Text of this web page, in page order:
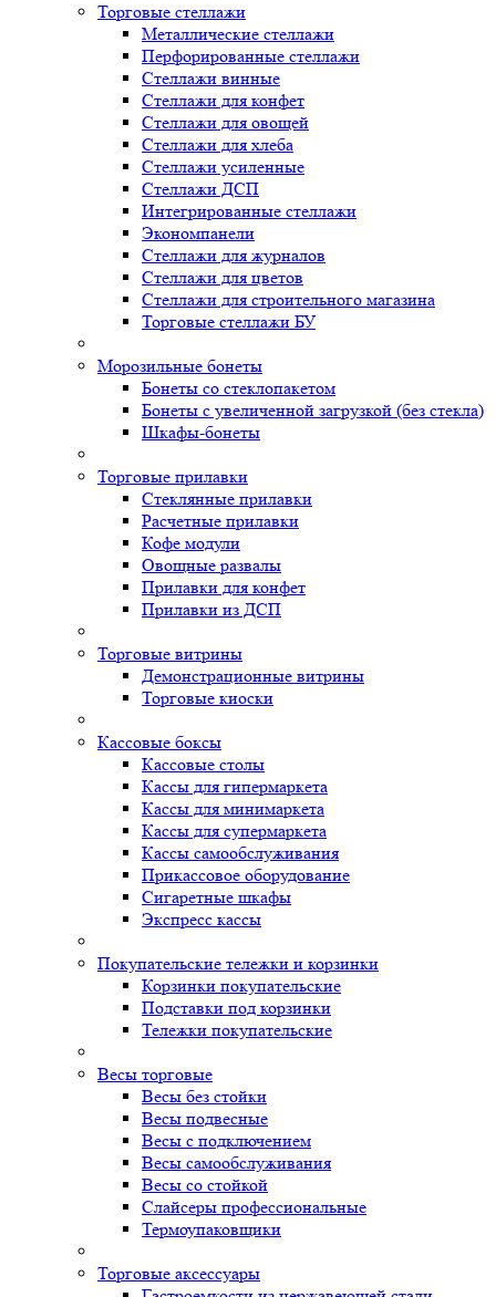
Торговые стеллажи
Металлические стеллажи
Перфорированные стеллажи
Стеллажи винные
Стеллажи для конфет
Стеллажи для овощей
Стеллажи для хлеба
Стеллажи усиленные
Стеллажи ДСП
Интегрированные стеллажи
Экономпанели
Стеллажи для журналов
Стеллажи для цветов
Стеллажи для строительного магазина
Торговые стеллажи БУ
Морозильные бонеты
Бонеты со стеклопакетом
Бонеты с увеличенной загрузкой (без стекла)
Шкафы-бонеты
Торговые прилавки
Стеклянные прилавки
Расчетные прилавки
Кофе модули
Овощные развалы
Прилавки для конфет
Прилавки из ДСП
Торговые витрины
Демонстрационные витрины
Торговые киоски
Кассовые боксы
Кассовые столы
Кассы для гипермаркета
Кассы для минимаркета
Кассы для супермаркета
Кассы самообслуживания
Прикассовое оборудование
Сигаретные шкафы
Экспресс кассы
Покупательские тележки и корзинки
Корзинки покупательские
Подставки под корзинки
Тележки покупательские
Весы торговые
Весы без стойки
Весы подвесные
Весы с подключением
Весы самообслуживания
Весы со стойкой
Слайсеры профессиональные
Термоупаковщики
Торговые аксессуары